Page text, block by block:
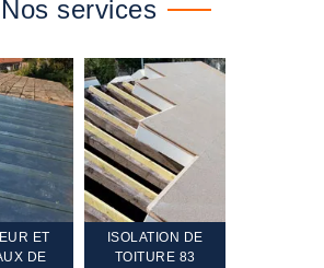
Nos services
ISOLATION DE
TOITURE 83
NETTOYAGE ET
RAVALEMENT DE